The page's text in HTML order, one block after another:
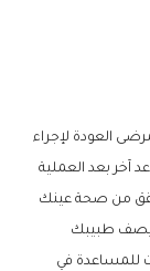
العودة لإجراء
آخر بعد العملية
من صحة عينك
يصف طبيبك
للمساعدة في